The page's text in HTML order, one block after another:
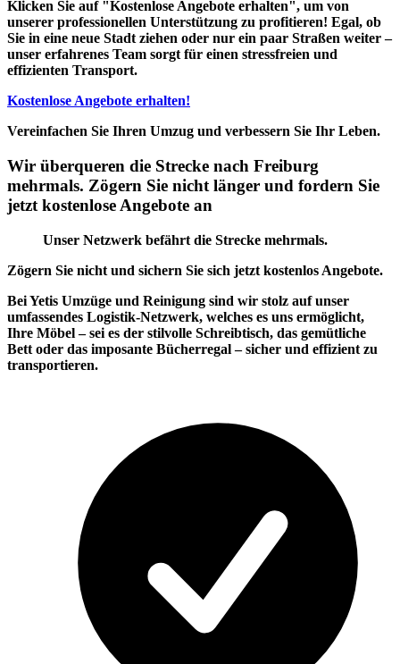
Klicken Sie auf "Kostenlose Angebote erhalten", um von
unserer professionellen Unterstützung zu profitieren! Egal, ob
Sie in eine neue Stadt ziehen oder nur ein paar Straßen weiter –
unser erfahrenes Team sorgt für einen stressfreien und
effizienten Transport.
Kostenlose Angebote erhalten!
Vereinfachen Sie Ihren Umzug und verbessern Sie Ihr Leben.
Wir überqueren die Strecke nach Freiburg
mehrmals. Zögern Sie nicht länger und fordern Sie
jetzt kostenlose Angebote an
Unser Netzwerk befährt die Strecke mehrmals.
Zögern Sie nicht und sichern Sie sich jetzt kostenlos Angebote.
Bei Yetis Umzüge und Reinigung sind wir stolz auf unser
umfassendes Logistik-Netzwerk, welches es uns ermöglicht,
Ihre Möbel – sei es der stilvolle Schreibtisch, das gemütliche
Bett oder das imposante Bücherregal – sicher und effizient zu
transportieren.